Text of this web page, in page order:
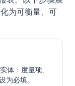
为可衡量、可
体：度量项、
为必填。